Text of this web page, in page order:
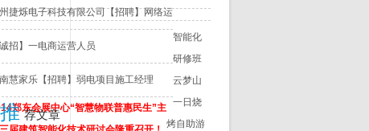
捷烁电子科技有限公司【招聘】网络运
诚招】一电商运营人员
慧家乐【招聘】弱电项目施工经理
推 荐文章
郑东会展中心“智慧物联普惠民生”主
智能化
研修班
云梦山
一日烧
烤自助游